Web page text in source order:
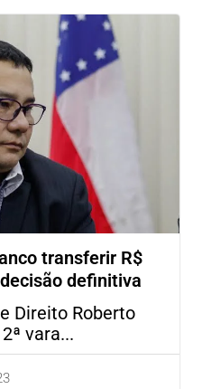
transferir R$
definitiva
Direito Roberto
vara...